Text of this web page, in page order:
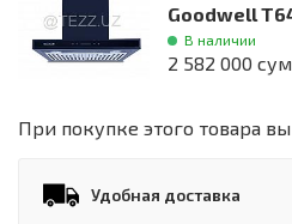
Goodwell
В наличии
2 582 000 сум
При покупке этого товара
Удобная доставка